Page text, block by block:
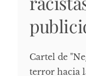
Cartel de
terror hacia